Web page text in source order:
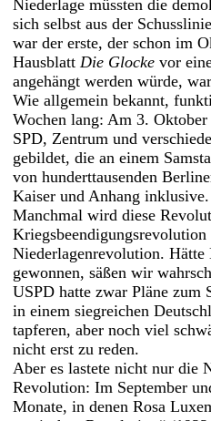
Niederlage müssten die
sich selbst aus der
war der erste, der schon im
Hausblatt Die Glocke vor
angehängt werden würde,
Wie allgemein bekannt,
Wochen lang: Am 3.
SPD, Zentrum und
gebildet, die an einem
von hunderttausenden
Kaiser und Anhang inklusive.
Manchmal wird diese
Niederlagenrevolution.
gewonnen, säßen wir
USPD hatte zwar Pläne zum
in einem siegreichen
tapferen, aber noch viel
nicht erst zu reden.
Aber es lastete nicht nur die
Revolution: Im September
Monate, in denen Rosa